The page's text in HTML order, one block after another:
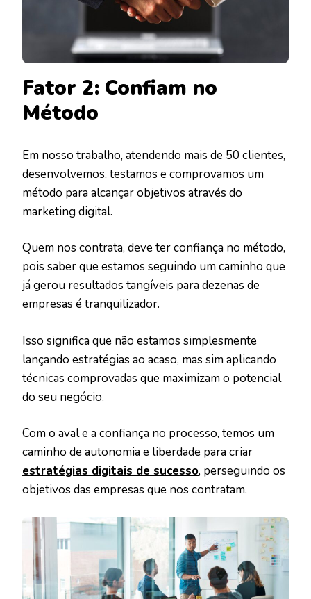
Fator 2: Confiam no
Método
Em nosso trabalho, atendendo mais de 50 clientes,
desenvolvemos, testamos e comprovamos um
método para alcançar objetivos através do
marketing digital.
Quem nos contrata, deve ter confiança no método,
pois saber que estamos seguindo um caminho que
já gerou resultados tangíveis para dezenas de
empresas é tranquilizador.
Isso significa que não estamos simplesmente
lançando estratégias ao acaso, mas sim aplicando
técnicas comprovadas que maximizam o potencial
do seu negócio.
Com o aval e a confiança no processo, temos um
caminho de autonomia e liberdade para criar
estratégias digitais de sucesso, perseguindo os
objetivos das empresas que nos contratam.